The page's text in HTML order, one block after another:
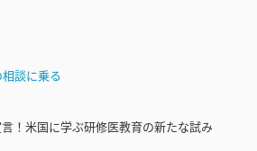
談に乗る
！米国に学ぶ研修医教育の新たな試み